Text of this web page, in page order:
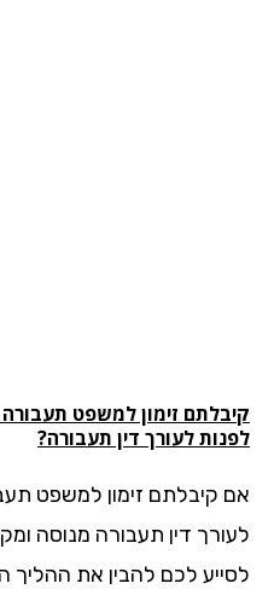
זימון למשפטתעבורה
לעורך דין תעבורה?
קיבלתם זימון למשפט
דין תעבורה מנוסה
לכם להבין את ההליך